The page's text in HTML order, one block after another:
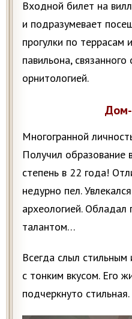
Входной билет на
и подразумевает
прогулки по террасам
павильона,
орнитологией.
Многогранной
Получил образование
степень в 22 года!
недурно пел.
археологией. Обладал
талантом…
Всегда слыл
с тонким вкусом. Его
подчеркнуто стильная.